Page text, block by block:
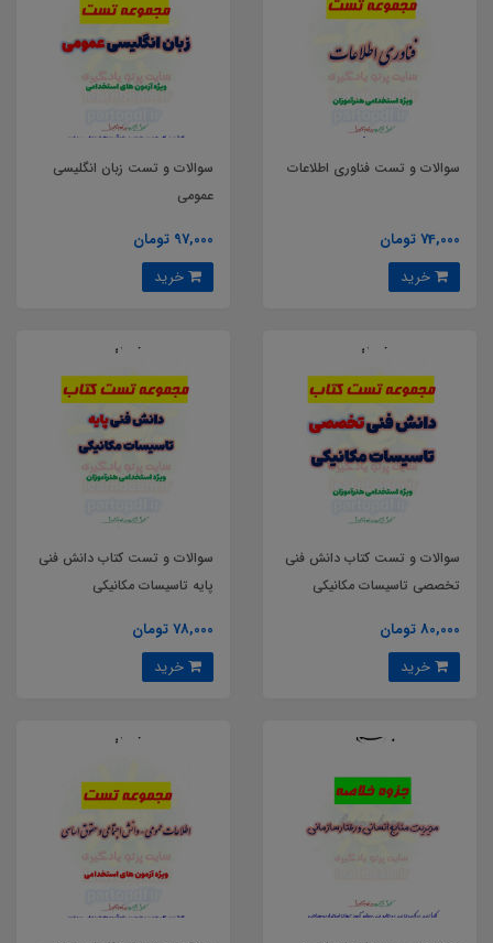
سوالات و تست فناوری اطلاعات
74,000 تومان
سوالات و تست زبان انگلیسی
عمومی
97,000 تومان
سوالات و تست کتاب دانش فنی
تخصصی تاسیسات مکانیکی
80,000 تومان
سوالات و تست کتاب دانش فنی
پایه تاسیسات مکانیکی
78,000 تومان